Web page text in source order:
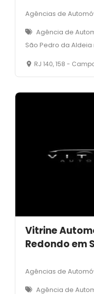
Agências de
Agência de
São Pedro da Aldeia
RJ 140, 158 - Campo Redondo -
Vitrine
Redondo em
Agências de
Agência de